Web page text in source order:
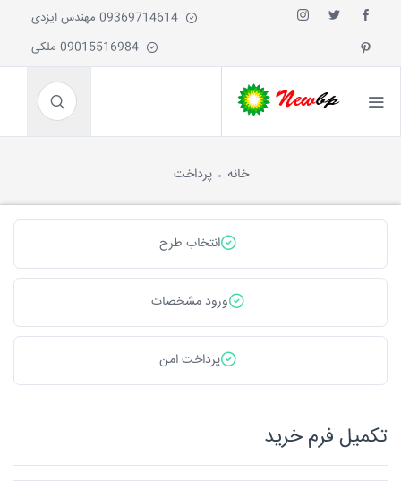
خانه پرداخت
انتخاب طرح
ورود مشخصات
پرداخت امن
تکميل فرم خريد